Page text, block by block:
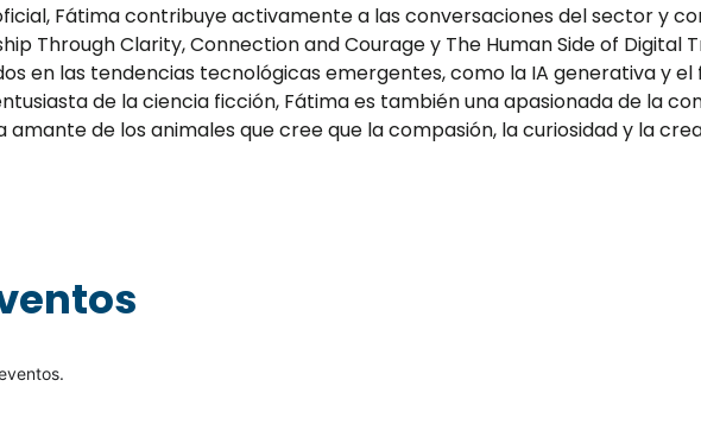
Fátima contribuye activamente a las conversaciones del sector y
Through Clarity, Connection and Courage y The Human Side of
en las tendencias tecnológicas emergentes, como la IA generativa y
de la ciencia ficción, Fátima es también una apasionada de la
amante de los animales que cree que la compasión, la curiosidad y la